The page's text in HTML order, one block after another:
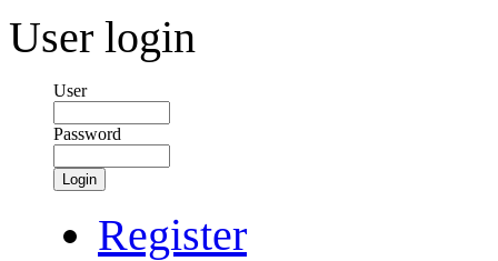
User login
User
Password
Login
Register